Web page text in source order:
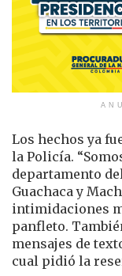
Los hechos ya
la Policía.
departamento
Guachaca y
intimidaciones
panfleto.
mensajes de
cual pidió la